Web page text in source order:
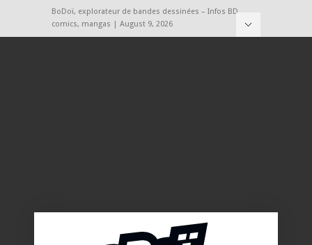
BoDoï, explorateur de bandes dessinées – Infos BD,
comics, mangas | August 9, 2026